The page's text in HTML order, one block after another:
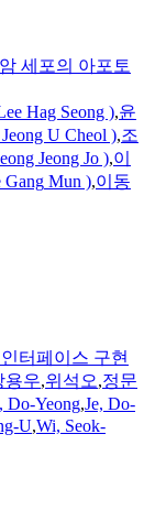
세포의 아포토
Hag Seong ),윤
U Cheol ),조
Jeong Jo ),이
Gang Mun ),이동
터페이스 구현
용우,위석오,정문
Do-Yeong,Je, Do-
U,Wi, Seok-